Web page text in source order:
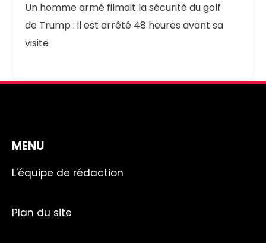
Un homme armé filmait la sécurité du golf
de Trump : il est arrêté 48 heures avant sa
visite
MENU
L'équipe de rédaction
Plan du site